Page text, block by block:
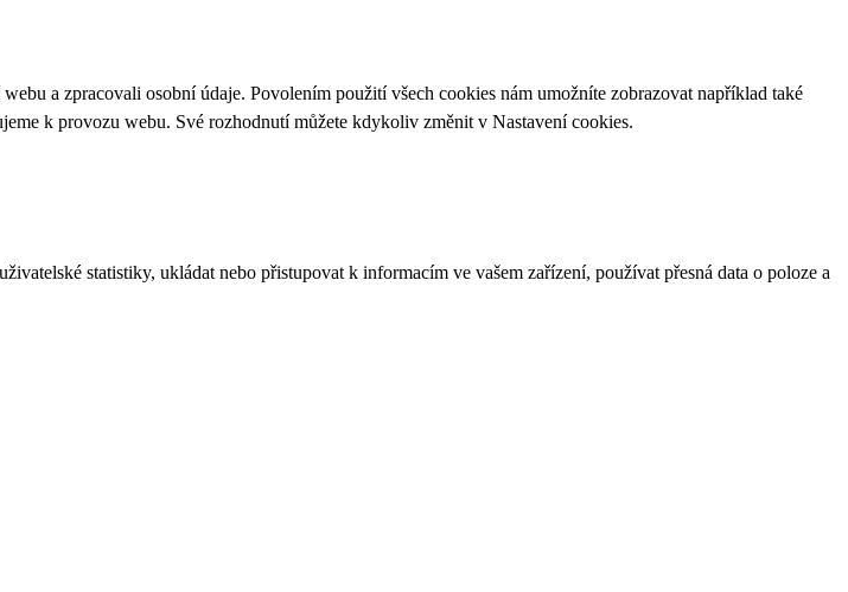
a zpracovali osobní údaje. Povolením použití všech cookies nám umožníte zobrazovat například také
k provozu webu. Své rozhodnutí můžete kdykoliv změnit v Nastavení cookies.
statistiky, ukládat nebo přistupovat k informacím ve vašem zařízení, používat přesná data o poloze a